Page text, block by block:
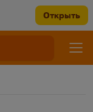
Открыть